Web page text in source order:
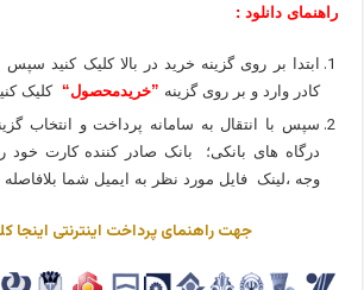
راهنمای دانلود :
ابتدا بر روی گزینه خرید در بالا کلیک کنید سپس
کادر وارد و بر روی گزینه ”خریدمحصول“
کلیک
سپس با انتقال به سامانه پرداخت و انتخاب
درگاه های بانکی؛ بانک صادر کننده کارت خود
وجه ،لینک فایل مورد نظر به ایمیل شما
جهت راهنمای پرداخت اینترنتی اینجا